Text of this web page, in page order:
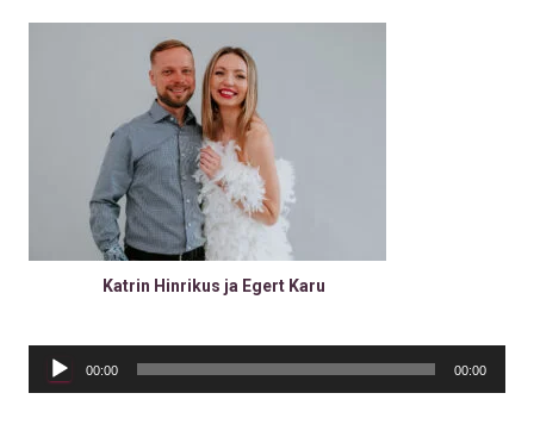
Katrin Hinrikus ja Egert Karu
Player
00:00 00:00